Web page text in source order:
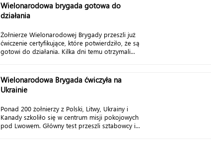
Wielonarodowa brygada gotowa do
działania
Żołnierze Wielonarodowej Brygady przeszli już
ćwiczenie certyfikujące, które potwierdziło, że są
gotowi do działania. Kilka dni temu otrzymali...
Wielonarodowa Brygada ćwiczyła na
Ukrainie
Ponad 200 żołnierzy z Polski, Litwy, Ukrainy i
Kanady szkoliło się w centrum misji pokojowych
pod Lwowem. Główny test przeszli sztabowcy i...